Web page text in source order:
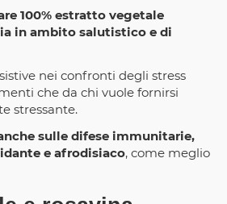
100% estratto vegetale
in ambito salutistico e di
nei confronti degli stress
che da chi vuole fornirsi
stressante.
sulle difese immunitarie,
e afrodisiaco, come meglio